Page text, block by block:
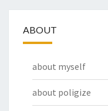
ABOUT
about myself
about poligize